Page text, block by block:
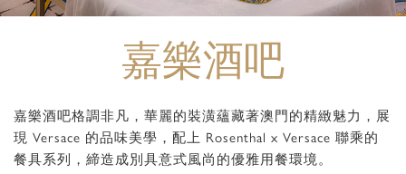
嘉樂酒吧
嘉樂酒吧格調非凡，華麗的裝潢蘊藏著澳門的精緻魅力，展
現 Versace 的品味美學，配上 Rosenthal x Versace 聯乘的
餐具系列，締造成別具意式風尚的優雅用餐環境。